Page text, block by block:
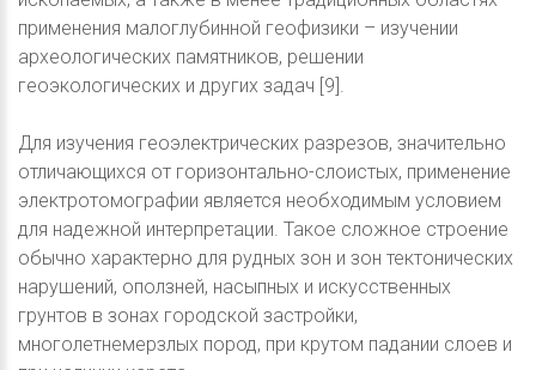
применения малоглубинной геофизики – изучении
археологических памятников, решении
геоэкологических и других задач [9].
Для изучения геоэлектрических разрезов, значительно
отличающихся от горизонтально-слоистых, применение
электротомографии является необходимым условием
для надежной интерпретации. Такое сложное строение
обычно характерно для рудных зон и зон тектонических
нарушений, оползней, насыпных и искусственных
грунтов в зонах городской застройки,
многолетнемерзлых пород, при крутом падании слоев и